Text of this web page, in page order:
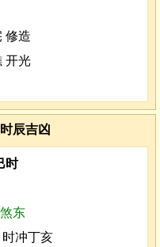
修造
开光
辰吉凶
时
东
时冲丁亥